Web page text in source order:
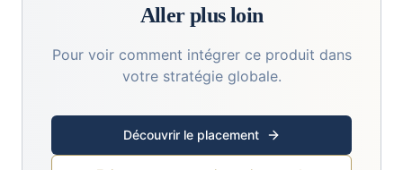
Aller plus loin
Pour voir comment intégrer ce produit dans
votre stratégie globale.
Découvrir le placement